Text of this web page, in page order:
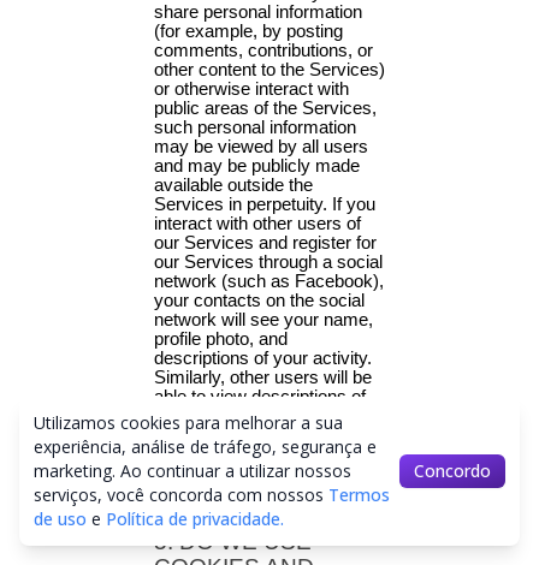
Utilizamos cookies para melhorar a sua
experiência, análise de tráfego, segurança e
marketing. Ao continuar a utilizar nossos
serviços, você concorda com nossos Termos
de uso e Política de privacidade.
Concordo